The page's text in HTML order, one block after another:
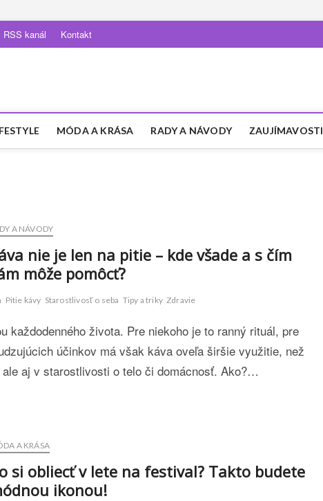
RSS kanál Kontakt
MÓDA A KRÁSA RADY A NÁVODY ZAUJÍMAVOSTI
A NÁVODY
nie je len na pitie – kde všade a s čím
môže pomôcť?
Pitie kávy Starostlivosť o seba Tipy a triky Zdravie
každodenného života. Pre niekoho je to ranný rituál, pre
účinkov má však káva oveľa širšie využitie, než
aj v starostlivosti o telo či domácnosť. Ako?…
A KRÁSA
si obliecť v lete na festival? Takto budete
ikonou!